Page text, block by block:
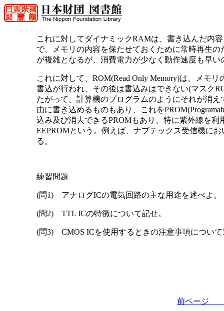
これに対してダイナミックRAMは、書き込んだ内
で、メモリの内容を保たせておくために常時再生
が複雑となるが、消費電力が少なく動作速度も早
これに対して、ROM(Read Only Memory)は、メモ
書込が行われ、その後は書込みはできない(マスク
たがって、計算機のプログラムのようにそれが消
由に書き込めるものもあり、これを
込み及び消去できるPROMもあり、特に紫外線を
EEPROMという。例えば、ナブテックス受信機に
る。
練習問題
(問1) アナログICの電気回路の主な用途を述べよ。
(問2) TTL ICの特徴について記せ。
(問3) CMOS ICを使用するときの注意事項について
前ペー